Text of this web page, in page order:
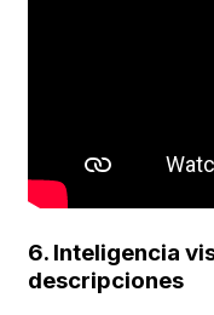
6. Inteligencia
descripciones